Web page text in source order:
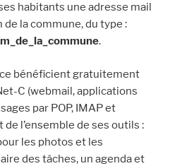
habitants une adresse mail
la commune, du type :
.
bénéficient gratuitement
C (webmail, applications
par POP, IMAP et
l’ensemble de ses outils :
les photos et les
des tâches, un agenda et